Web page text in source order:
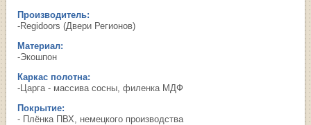
Производитель:
-Regidoors (Двери Регионов)
Материал:
-Экошпон
Каркас полотна:
-Царга - массива сосны, филенка МДФ
Покрытие:
- Плёнка ПВХ, немецкого производства